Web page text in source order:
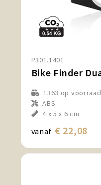
P301.1401
1363 op voorraad
ABS
4 x 5 x 6 cm
vanaf € 22,08